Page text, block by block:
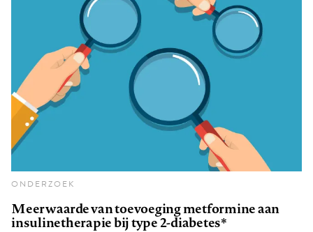
ONDERZOEK
Meerwaarde van toevoeging metformine aan
insulinetherapie bij type 2-diabetes*